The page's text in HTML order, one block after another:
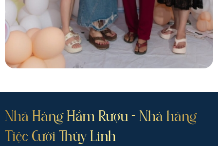
Nhà Hàng Hầm Rượu - Nhà hàng
Tiệc Cưới Thùy Linh